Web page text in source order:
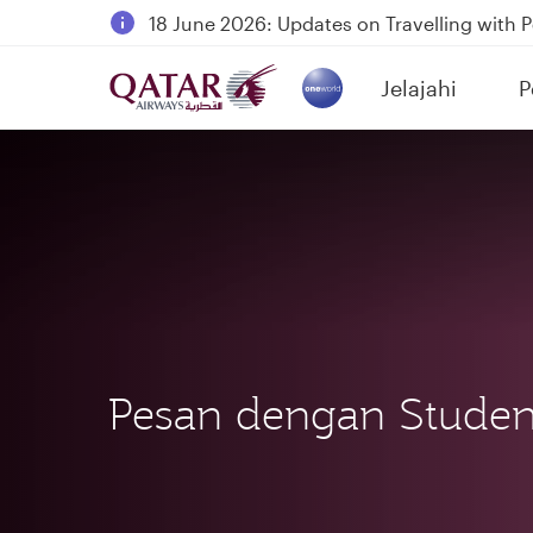
18 June 2026: Updates on Travelling with
30 July 2026: Temporary passenger flight
Qatar Airways Expands Global Network to
Jelajahi
(active)
Pesan dengan